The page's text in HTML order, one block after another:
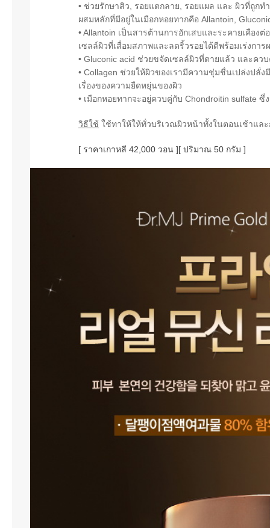
• ช่วยรักษาสิว, รอยแตกลาย, รอยแผล และ ผิวที่ถูก
ผสมหลักที่มีอยู่ในเมือกหอยทากคือ Allantoin,
• Allantoin เป็นสารต้านการอักเสบและระคายเคือ
เซลล์ผิวที่เสื่อมสภาพและลดริ้วรอยได้ดีพร้อมเร่งกา
• Gluconic acid ช่วยขจัดเซลล์ผิวที่ตายแล้ว และคว
• Collagen ช่วยให้ผิวของเรามีความชุ่มชื่นเปล่งปลั่
เรื่องของความยืดหยุ่นของผิว
• เมือกหอยทากจะอยู่ควบคู่กับ Chondroitin sulfate
วิธีใช้ ใช้ทาให้ให้ทั่วบริเวณผิวหน้าทั้งในตอนเช้าแล
[ ราคาเกาหลี 42,000 วอน ][ ปริมาณ 50 กรัม ]